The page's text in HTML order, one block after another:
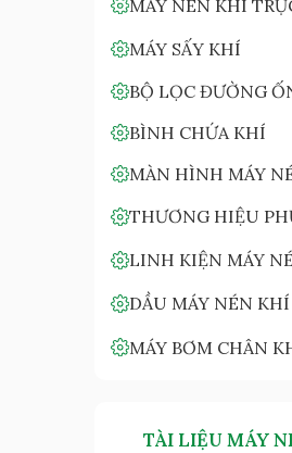
MÁY NÉN KHÍ
MÁY SẤY KHÍ
BỘ LỌC ĐƯỜNG
BÌNH CHỨA KHÍ
MÀN HÌNH MÁY
THƯƠNG HIỆU
LINH KIỆN MÁY
DẦU MÁY NÉN KHÍ
MÁY BƠM CHÂN
TÀI LIỆU MÁY